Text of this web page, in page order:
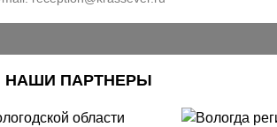
НАШИ ПАРТНЕРЫ